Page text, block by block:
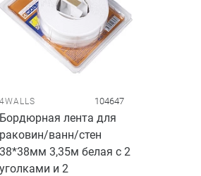
4WALLS 104647
Бордюрная лента для
раковин/ванн/стен
38*38мм 3,35м белая с 2
уголками и 2